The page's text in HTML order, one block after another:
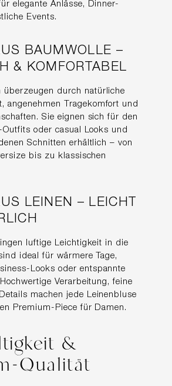
elegante Anlässe, Dinner-
Events.
BAUMWOLLE –
& KOMFORTABEL
überzeugen durch natürliche
angenehmen Tragekomfort und
Sie eignen sich für den
oder casual Looks und
Schnitten erhältlich – von
bis zu klassischen
LEINEN – LEICHT
luftige Leichtigkeit in die
ideal für wärmere Tage,
Looks oder entspannte
Verarbeitung, feine
machen jede Leinenbluse
Premium-Piece für Damen.
&
Qualität